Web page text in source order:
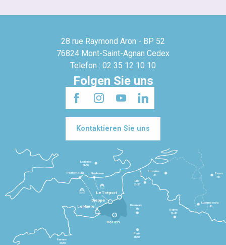
28 rue Raymond Aron - BP 52
76824 Mont-Saint-Agnan Cedex
Telefon : 02 35 12 10 10
Folgen Sie uns
Kontaktieren Sie uns
Le Havre
Dieppe
Le Tréport
Rennes
2h30
Paris
1h30
Beauvais
1h
Reims
2h45
Lille
2h30
Bruxelles
3h
Londres
3h30
Newhaven
Portsmouth
Bonn
5h
Luxembourg
4h
Rouen